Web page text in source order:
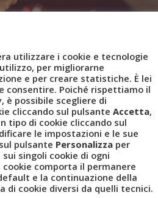
TKT e TripItaly
ITALIA,
utilizzare i cookie e tecnologie
per migliorarne
e per creare statistiche. È lei
consentire. Poiché rispettiamo il
è possibile scegliere di
cliccando sul pulsante Accetta,
tipo di cookie cliccando sul
le impostazioni e le sue
pulsante Personalizza per
singoli cookie di ogni
comporta il permanere
e la continuazione della
di cookie diversi da quelli tecnici.